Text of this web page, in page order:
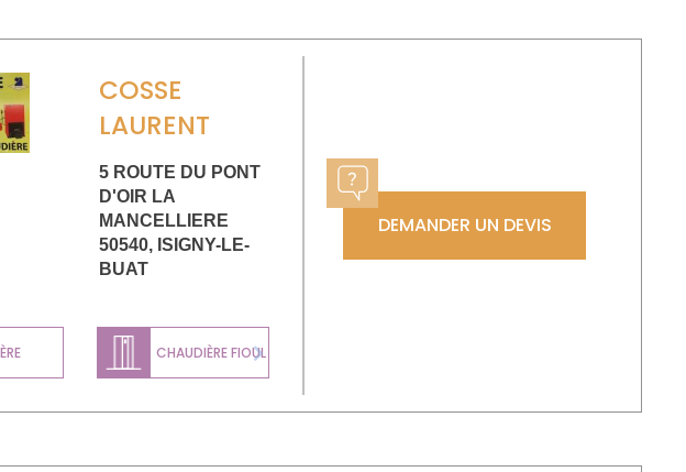
COSSE
LAURENT
5 ROUTE DU PONT
D'OIR LA
MANCELLIERE
50540, ISIGNY-LE-
BUAT
CHAUDIÈRE FIOUL
Next
DEMANDER UN DEVIS